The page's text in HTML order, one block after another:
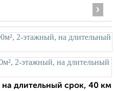
›
длительный срок, 40 км